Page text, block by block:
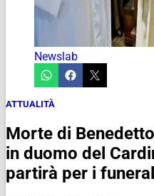
Newslab
ATTUALITÀ
Morte di
in duomo del
partirà per i